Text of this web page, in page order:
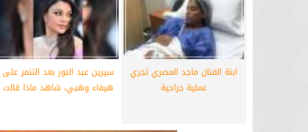
ابنة الفنان ماجد المصري تجري
عملية جراحية
سيرين عبد النور بعد التنمر على
هيفاء وهبي، شاهد ماذا قالت